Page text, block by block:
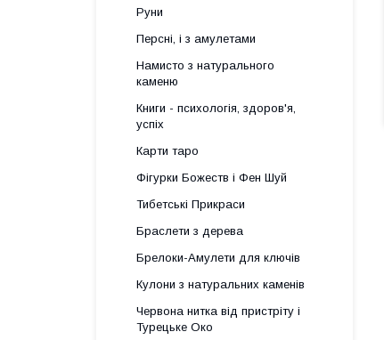
Руни
Персні, і з амулетами
Намисто з натурального
каменю
Книги - психологія, здоров'я,
успіх
Карти таро
Фігурки Божеств і Фен Шуй
Тибетські Прикраси
Браслети з дерева
Брелоки-Амулети для ключів
Кулони з натуральних каменів
Червона нитка від пристріту і
Турецьке Око